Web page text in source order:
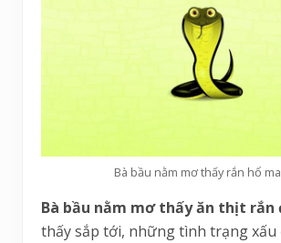
Bà bầu nằm mơ thấy rắn hổ
Bà bầu nằm mơ thấy ăn thịt rắn
thấy sắp tới, những tình trạng xấu